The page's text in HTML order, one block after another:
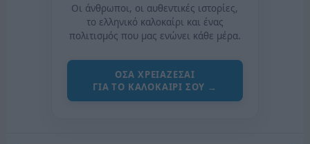
Οι άνθρωποι, οι αυθεντικές ιστορίες,
το ελληνικό καλοκαίρι και ένας
πολιτισμός που μας ενώνει κάθε μέρα.
ΟΣΑ ΧΡΕΙΑΖΕΣΑΙ
ΓΙΑ ΤΟ ΚΑΛΟΚΑΙΡΙ ΣΟΥ →